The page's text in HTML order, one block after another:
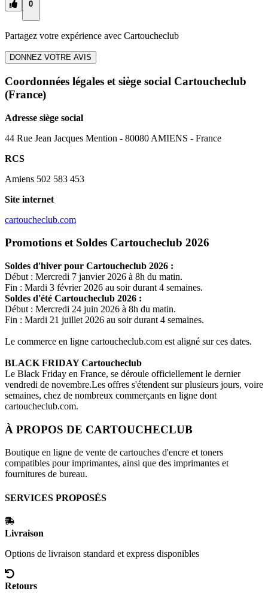
0
Partagez votre expérience avec Cartoucheclub
DONNEZ VOTRE AVIS
Coordonnées légales et siège social Cartoucheclub
(France)
Adresse siège social
44 Rue Jean Jacques Mention - 80080 AMIENS - France
RCS
Amiens 502 583 453
Site internet
cartoucheclub.com
Promotions et Soldes Cartoucheclub 2026
Soldes d'hiver pour Cartoucheclub 2026 :
Début : Mercredi 7 janvier 2026 à 8h du matin.
Fin : Mardi 3 février 2026 au soir durant 4 semaines.
Soldes d'été Cartoucheclub 2026 :
Début : Mercredi 24 juin 2026 à 8h du matin.
Fin : Mardi 21 juillet 2026 au soir durant 4 semaines.
Le commerce en ligne cartoucheclub.com est aligné sur ces dates.
BLACK FRIDAYCartoucheclub
Le Black Friday en France, se déroule officiellement le dernier
vendredi de novembre.Les offres s'étendent sur plusieurs jours, voire
semaines, chez de nombreux commerçants en ligne dont
cartoucheclub.com.
À PROPOS DE CARTOUCHECLUB
Boutique en ligne de vente de cartouches d'encre et toners
compatibles pour imprimantes, ainsi que des imprimantes et
fournitures de bureau.
SERVICES PROPOSÉS
Livraison
Options de livraison standard et express disponibles
Retours